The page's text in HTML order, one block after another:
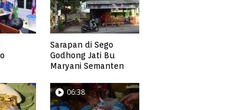
Sarapan di Sego
Godhong Jati Bu
Maryani Semanten
06:38